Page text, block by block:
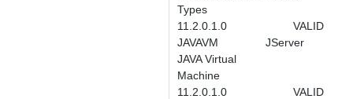
Types
11.2.0.1.0 VALID
JAVAVM JServer
JAVA Virtual
Machine
11.2.0.1.0 VALID